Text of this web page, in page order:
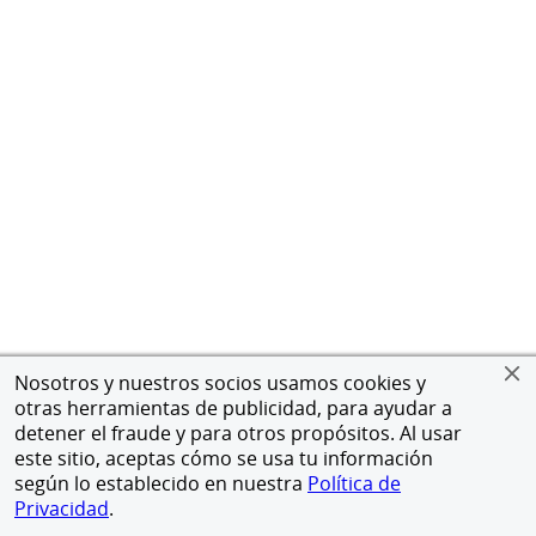
Nosotros y nuestros socios usamos cookies y
otras herramientas de publicidad, para ayudar a
detener el fraude y para otros propósitos. Al usar
este sitio, aceptas cómo se usa tu información
según lo establecido en nuestra Política de
Privacidad.